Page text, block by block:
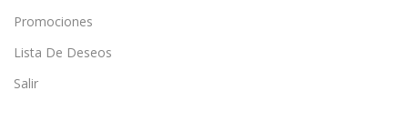
Promociones
Lista De Deseos
Salir